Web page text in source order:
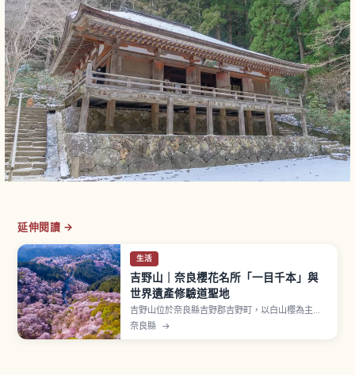
延伸閱讀 →
生活
吉野山｜奈良櫻花名所「一目千本」與
世界遺產修驗道聖地
吉野山位於奈良縣吉野郡吉野町，以白山櫻為主約3
萬棵櫻花綿延整座山。山中分下千本、中千本、上
千本、奧千本四區，因海拔差延長花期，吉水神社
奈良縣 →